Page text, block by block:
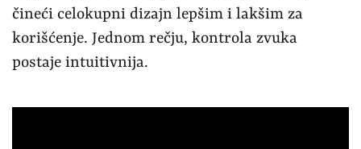
čineći celokupni dizajn lepšim i lakšim za
korišćenje. Jednom rečju, kontrola zvuka
postaje intuitivnija.